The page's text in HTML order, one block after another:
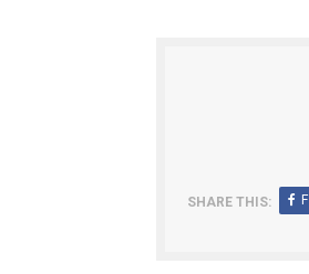
SHARE THIS: